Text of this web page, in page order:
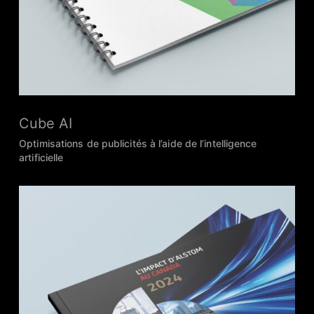
Cube AI
Optimisations de publicités à l’aide de l’intelligence
artificielle